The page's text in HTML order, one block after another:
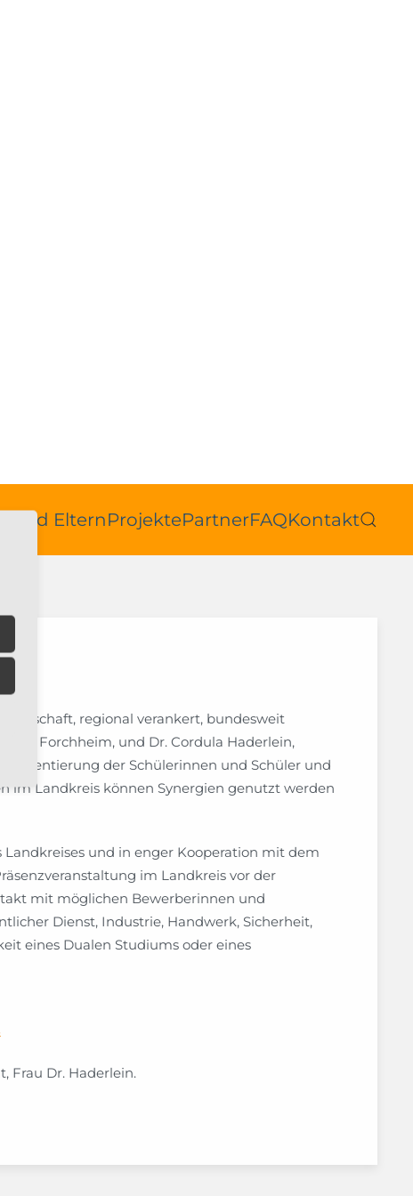
und ElternProjektePartnerFAQKontakt
regional verankert, bundesweit
Forchheim, und Dr. Cordula Haderlein,
der Schülerinnen und Schüler und
im Landkreis können Synergien genutzt werden
und in enger Kooperation mit dem
im Landkreis vor der
mit möglichen Bewerberinnen und
Dienst, Industrie, Handwerk, Sicherheit,
eines Dualen Studiums oder eines
Frau Dr. Haderlein.